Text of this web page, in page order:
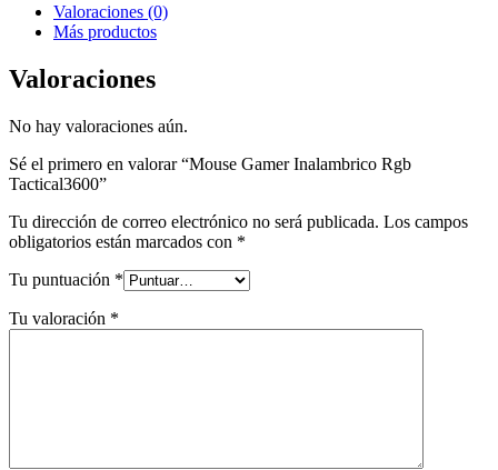
Valoraciones (0)
Más productos
Valoraciones
No hay valoraciones aún.
Sé el primero en valorar “Mouse Gamer Inalambrico Rgb
Tactical3600”
Tu dirección de correo electrónico no será publicada. Los campos
obligatorios están marcados con *
Tu puntuación *
Tu valoración *